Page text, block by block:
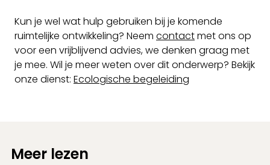
Kun je wel wat hulp gebruiken bij je komende
ruimtelijke ontwikkeling? Neem contactmet ons op
voor een vrijblijvend advies, we denken graag met
je mee. Wil je meer weten over dit onderwerp? Bekijk
onze dienst: Ecologische begeleiding
Meer lezen